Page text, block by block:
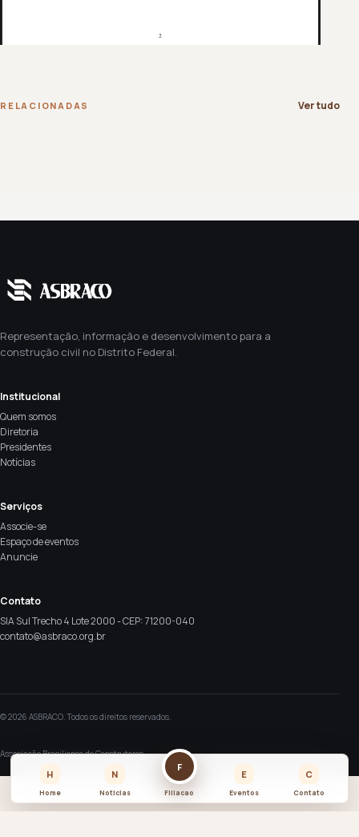
RELACIONADAS Ver tudo
Representação, informação e desenvolvimento para a
construção civil no Distrito Federal.
Institucional
Quem somos
Diretoria
Presidentes
Notícias
Serviços
Associe-se
Espaço de eventos
Anuncie
Contato
SIA Sul Trecho 4 Lote 2000 - CEP: 71200-040
contato@asbraco.org.br
© 2026 ASBRACO. Todos os direitos reservados.
Associação Brasiliense de Construtores
H
Home
N
Noticias
F
Filiacao
E
Eventos
C
Contato